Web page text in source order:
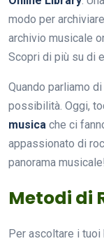
modo per
archivio musicale
Scopri di più su di
Quando parliamo di
possibilità. Oggi,
musica che ci
appassionato di
panorama musicale!
Metodi di
Per ascoltare i